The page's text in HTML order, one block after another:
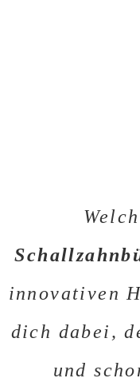
innovativen
dich dabei,
und